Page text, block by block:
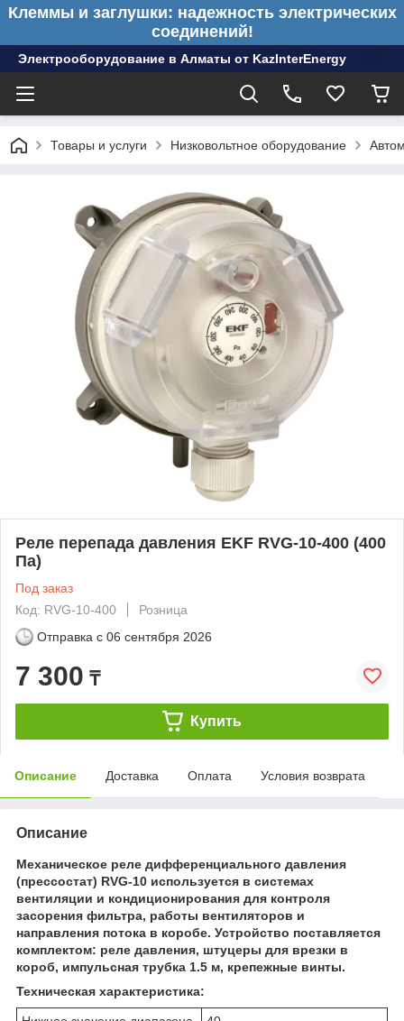
Клеммы и заглушки: надежность электрических
соединений!
Электрооборудование в Алматы от KazInterEnergy
Товары и услуги Низковольтное оборудование
Реле перепада давления EKF RVG-10-400 (400
Па)
Под заказ
Код: RVG-10-400
Розница
Отправка с 06 сентября 2026
7 300 ₸
Купить
Описание Доставка Оплата Условия возврата
Описание
Механическое реле дифференциального давления
(прессостат) RVG-10 используется в системах
вентиляции и кондиционирования для контроля
засорения фильтра, работы вентиляторов и
направления потока в коробе. Устройство поставляется
комплектом: реле давления, штуцеры для врезки в
короб, импульсная трубка 1.5 м, крепежные винты.
Техническая характеристика: